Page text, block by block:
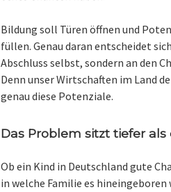
Bildung soll Türen öffnen und
füllen. Genau daran entscheidet
Abschluss selbst, sondern an den
Denn unser Wirtschaften im Land
genau diese Potenziale.
Das Problem sitzt tiefer
Ob ein Kind in Deutschland gute
in welche Familie es